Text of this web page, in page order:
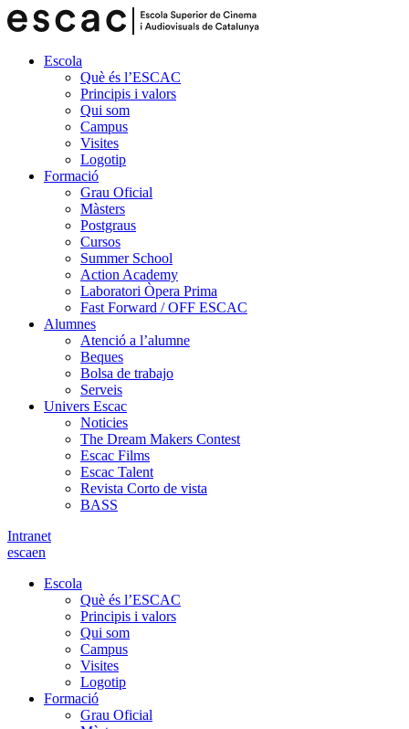
Escola
Què és l’ESCAC
Principis i valors
Qui som
Campus
Visites
Logotip
Formació
Grau Oficial
Màsters
Postgraus
Cursos
Summer School
Action Academy
Laboratori Òpera Prima
Fast Forward / OFF ESCAC
Alumnes
Atenció a l’alumne
Beques
Bolsa de trabajo
Serveis
Univers Escac
Noticies
The Dream Makers Contest
Escac Films
Escac Talent
Revista Corto de vista
BASS
Intranet
escaen
Escola
Què és l’ESCAC
Principis i valors
Qui som
Campus
Visites
Logotip
Formació
Grau Oficial